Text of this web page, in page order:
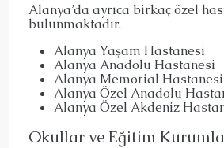
Alanya’da ayrıca birkaç özel
bulunmaktadır.
Alanya Yaşam Hastanesi
Alanya Anadolu Hastanesi
Alanya Memorial Hastanesi
Alanya Özel Anadolu
Alanya Özel Akdeniz
Okullar ve Eğitim